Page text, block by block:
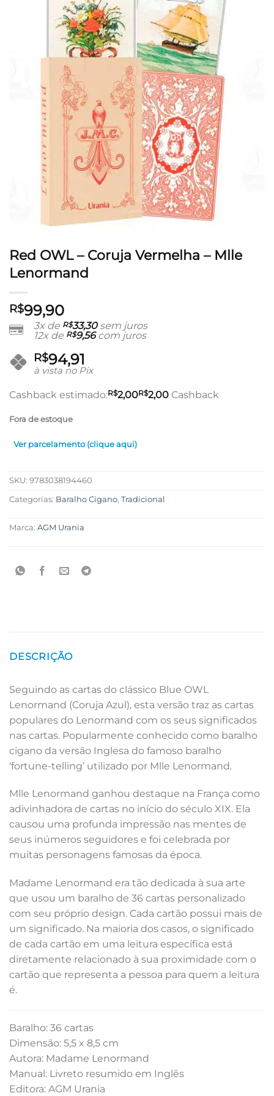
Red OWL – Coruja Vermelha – Mlle
Lenormand
R$99,90
3x de R$33,30sem juros
12x de R$9,56com juros
R$94,91
à vista no Pix
Cashback estimado:R$2,00R$2,00 Cashback
Fora de estoque
Ver parcelamento (clique aqui)
SKU: 9783038194460
Categorias: Baralho Cigano, Tradicional
Marca: AGM Urania
DESCRIÇÃO
Seguindo as cartas do clássico Blue OWL
Lenormand (Coruja Azul), esta versão traz as cartas
populares do Lenormand com os seus significados
nas cartas. Popularmente conhecido como baralho
cigano da versão Inglesa do famoso baralho
‘fortune-telling’ utilizado por Mlle Lenormand.
Mlle Lenormand ganhou destaque na França como
adivinhadora de cartas no início do século XIX. Ela
causou uma profunda impressão nas mentes de
seus inúmeros seguidores e foi celebrada por
muitas personagens famosas da época.
Madame Lenormand era tão dedicada à sua arte
que usou um baralho de 36 cartas personalizado
com seu próprio design. Cada cartão possui mais de
um significado. Na maioria dos casos, o significado
de cada cartão em uma leitura específica está
diretamente relacionado à sua proximidade com o
cartão que representa a pessoa para quem a leitura
é.
Baralho: 36 cartas
Dimensão: 5,5 x 8,5 cm
Autora: Madame Lenormand
Manual: Livreto resumido em Inglês
Editora: AGM Urania